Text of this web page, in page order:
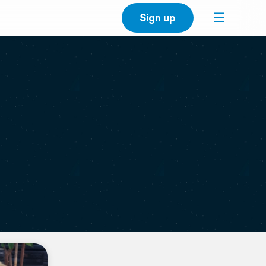
Sign up